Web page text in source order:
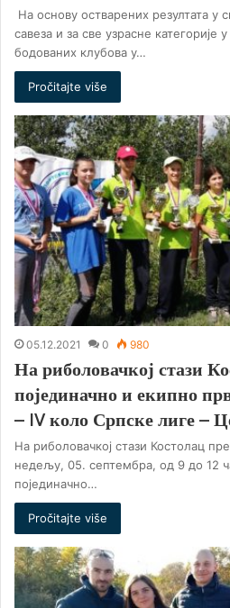
На основу остварених резултата у
савеза и за све узрасне категорије
бодованих клубова у…
Pročitajte više
05.12.2021 0 980
На риболовачкој стази
појединачно и екипно
– IV коло Српске лиге –
На риболовачкој стази Костолац
недељу, 05. септембра, од 9 до 12
појединачно…
Pročitajte više